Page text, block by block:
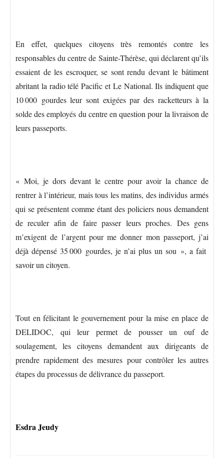
En effet, quelques citoyens très remontés contre les
responsables du centre de Sainte-Thérèse, qui déclarent qu’ils
essaient de les escroquer, se sont rendu devant le bâtiment
abritant la radio télé Pacific et Le National. Ils indiquent que
10 000 gourdes leur sont exigées par des racketteurs à la
solde des employés du centre en question pour la livraison de
leurs passeports.
« Moi, je dors devant le centre pour avoir la chance de
rentrer à l’intérieur, mais tous les matins, des individus armés
qui se présentent comme étant des policiers nous demandent
de reculer afin de faire passer leurs proches. Des gens
m’exigent de l’argent pour me donner mon passeport, j’ai
déjà dépensé 35 000 gourdes, je n’ai plus un sou », a fait
savoir un citoyen.
Tout en félicitant le gouvernement pour la mise en place de
DELIDOC, qui leur permet de pousser un ouf de
soulagement, les citoyens demandent aux dirigeants de
prendre rapidement des mesures pour contrôler les autres
étapes du processus de délivrance du passeport.
Esdra Jeudy